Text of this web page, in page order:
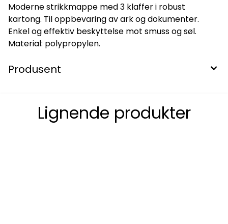
Moderne strikkmappe med 3 klaffer i robust
kartong. Til oppbevaring av ark og dokumenter.
Enkel og effektiv beskyttelse mot smuss og søl.
Material: polypropylen.
Produsent
Lignende produkter